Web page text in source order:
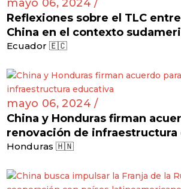
mayo 06, 2024 /
Reflexiones sobre el TLC
China en el contexto
Ecuador 🇪🇨
mayo 06, 2024 /
China y Honduras firman
renovación de infraestructura
Honduras 🇭🇳